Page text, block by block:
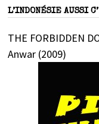
L’INDONÉSIE AUSSI
THE FORBIDDEN
Anwar (2009)